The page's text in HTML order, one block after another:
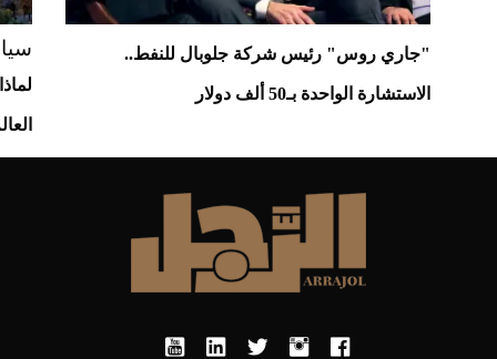
"جاري روس" رئيس شركة جلوبال للنفط..
الاستشارة الواحدة بـ50 ألف دولار